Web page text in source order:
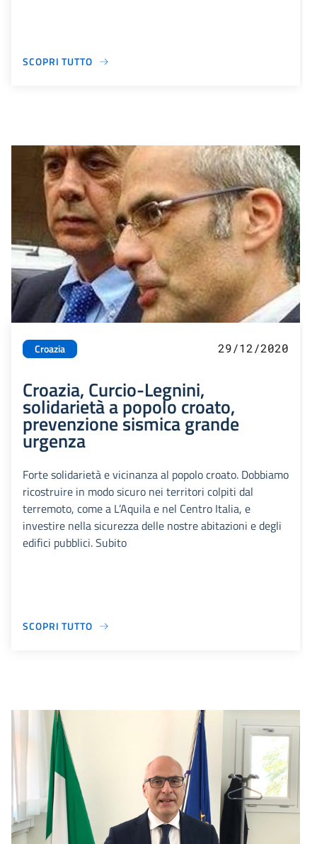
SCOPRI TUTTO
Croazia 29/12/2020
Croazia, Curcio-Legnini,
solidarietà a popolo croato,
prevenzione sismica grande
urgenza
Forte solidarietà e vicinanza al popolo croato. Dobbiamo
ricostruire in modo sicuro nei territori colpiti dal
terremoto, come a L’Aquila e nel Centro Italia, e
investire nella sicurezza delle nostre abitazioni e degli
edifici pubblici. Subito
SCOPRI TUTTO